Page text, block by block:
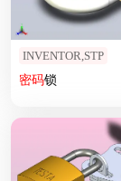
INVENTOR,STP
密码锁